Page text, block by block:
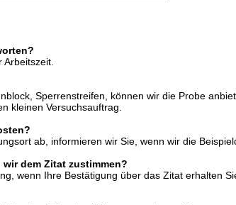
Sperrenstreifen, können wir die Probe
kleinen Versuchsauftrag.
ab, informieren wir Sie, wenn wir die
dem Zitat zustimmen?
wenn Ihre Bestätigung über das Zitat erhalten